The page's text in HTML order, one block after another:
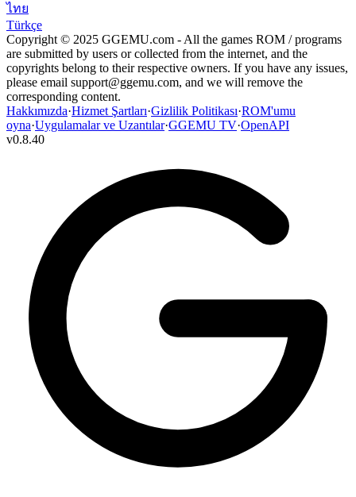
ไทย
Türkçe
Copyright © 2025 GGEMU.com - All the games ROM / programs
are submitted by users or collected from the internet, and the
copyrights belong to their respective owners. If you have any issues,
please email support@ggemu.com, and we will remove the
corresponding content.
Hakkımızda·Hizmet Şartları·Gizlilik Politikası·ROM'umu
oyna·Uygulamalar ve Uzantılar·GGEMU TV·OpenAPI
v0.8.40